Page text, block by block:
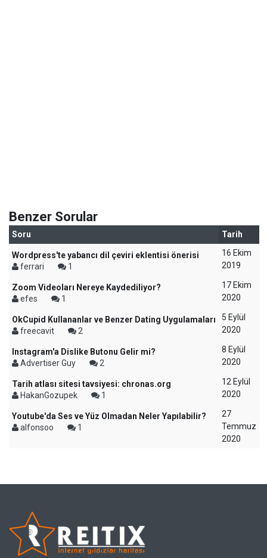
Benzer Sorular
Soru Tarih
Wordpress'te yabancı dil çeviri eklentisi önerisi
ferrari
1
16 Ekim
2019
Zoom Videoları Nereye Kaydediliyor?
efes
1
17 Ekim
2020
OkCupid Kullananlar ve Benzer Dating Uygulamaları
freecavit
2
5 Eylül
2020
Instagram'a Dislike Butonu Gelir mi?
Advertiser Guy
2
8 Eylül
2020
Tarih atlası sitesi tavsiyesi: chronas.org
HakanGozupek
1
12 Eylül
2020
Youtube'da Ses ve Yüz Olmadan Neler Yapılabilir?
alfonsoo
1
27
Temmuz
2020